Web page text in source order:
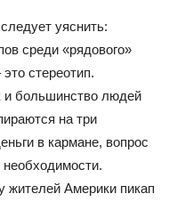
уяснить:
среди «рядового»
стереотип.
и большинство людей
на три
в кармане, вопрос
необходимости.
Америки пикап